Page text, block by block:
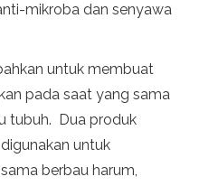
mikroba dan senyawa
untuk membuat
pada saat yang sama
tubuh. Dua produk
untuk
berbau harum,